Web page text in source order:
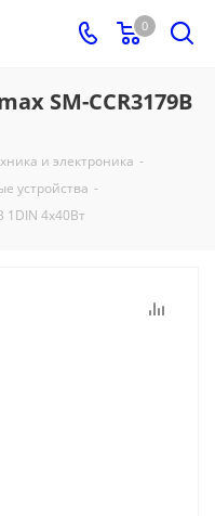
0
SM-CCR3179B
и электроника -
устройства -
1DIN 4x40Вт